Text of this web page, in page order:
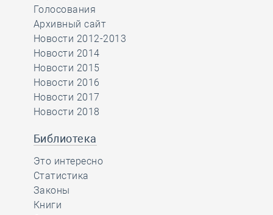
Голосования
Архивный сайт
Новости 2012-2013
Новости 2014
Новости 2015
Новости 2016
Новости 2017
Новости 2018
Библиотека
Это интересно
Статистика
Законы
Книги